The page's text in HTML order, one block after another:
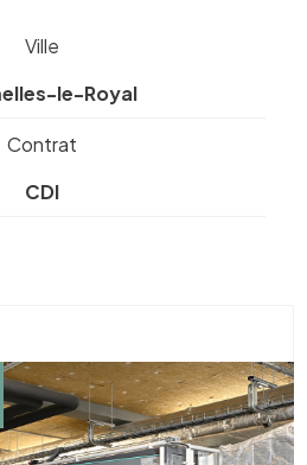
Ville
le-Royal
Contrat
CDI